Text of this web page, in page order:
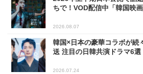
ちで！VOD配信中「韓国映
2026.08.07
韓国×日本の豪華コラボが続
送 注目の日韓共演ドラマ6選
2026.07.24